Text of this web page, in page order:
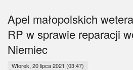
Myśl
Wiara
Sport
Apel małopolskich
RP w sprawie reparacji
Niemiec
Wtorek, 20 lipca 2021 (03:47)